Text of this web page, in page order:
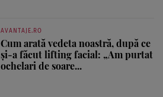
AVANTAJE.RO
Cum arată vedeta noastră, după ce
și-a făcut lifting facial: „Am purtat
ochelari de soare...